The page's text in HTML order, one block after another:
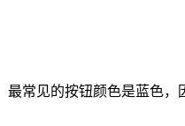
常见的按钮颜色是蓝色